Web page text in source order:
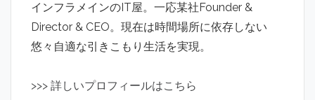
インフラメインのIT屋。一応某社Founder &
Director & CEO。現在は時間場所に依存しない
悠々自適な引きこもり生活を実現。
>>> 詳しいプロフィールはこちら